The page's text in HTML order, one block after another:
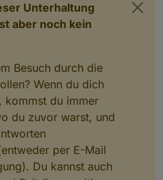
Unterhaltung
aber noch kein
Besuch durch die
Wenn du dich
kommst du immer
du zuvor warst, und
per E-Mail
Du kannst auch